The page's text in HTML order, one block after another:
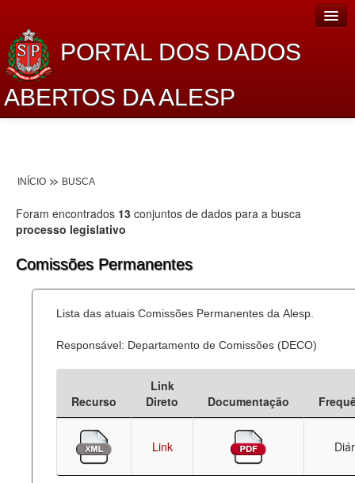
PORTAL DOS DADOS
ABERTOS DA ALESP
Lei de Acesso à Informação
Dados Governamentais Abertos
Planejamento
Catálogo de dados
Processo Legislativo
Administração
Legislação
Agenda
INÍCIO BUSCA
Foram encontrados 13 conjuntos de dados para a busca
processo legislativo
Comissões Permanentes
Lista das atuais Comissões Permanentes da Alesp.
Responsável: Departamento de Comissões (DECO)
Recurso
Link
Direto
Documentação
Link